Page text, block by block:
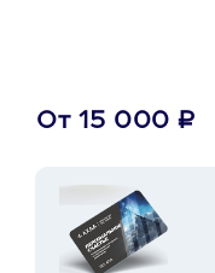
От 15 000 ₽